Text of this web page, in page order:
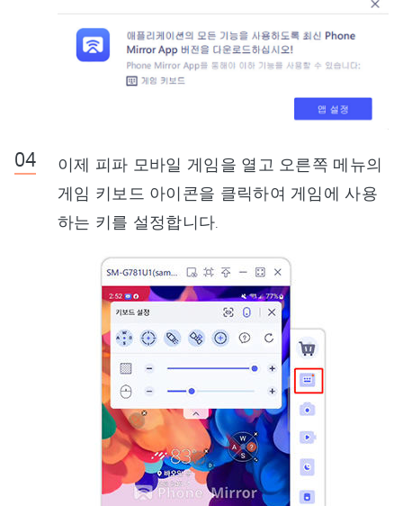
이제 피파 모바일 게임을 열고 오른쪽 메뉴의
게임 키보드 아이콘을 클릭하여 게임에 사용
하는 키를 설정합니다.